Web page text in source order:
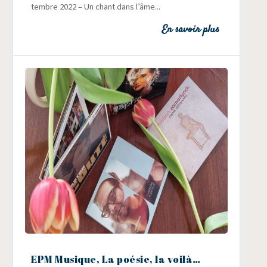
tembre 2022 – Un chant dans l’âme...
En savoir plus
EPM Musique, La poésie, la voilà…